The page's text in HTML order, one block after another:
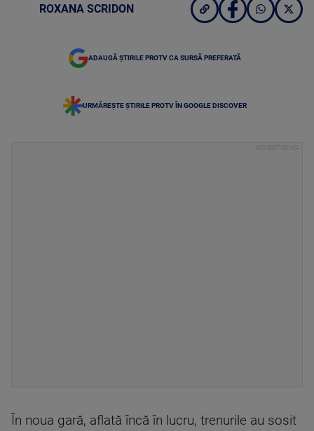
ROXANA SCRIDON
ADAUGĂ ȘTIRILE PROTV CA SURSĂ PREFERATĂ
URMĂREȘTE ȘTIRILE PROTV ÎN GOOGLE DISCOVER
În noua gară, aflată încă în lucru, trenurile au sosit